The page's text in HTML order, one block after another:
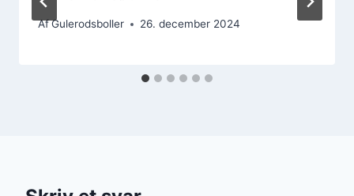
AfGulerodsboller 26. december 2024